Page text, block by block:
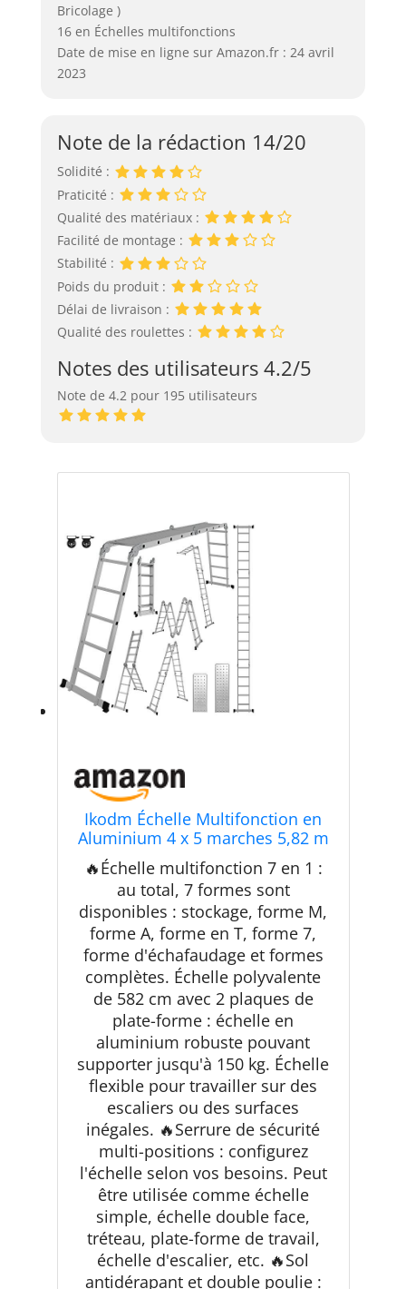
Bricolage )
16 en Échelles multifonctions
Date de mise en ligne sur Amazon.fr : 24 avril
2023
Note de la rédaction 14/20
Solidité :
Praticité :
Qualité des matériaux :
Facilité de montage :
Stabilité :
Poids du produit :
Délai de livraison :
Qualité des roulettes :
Notes des utilisateurs 4.2/5
Note de 4.2 pour 195 utilisateurs
Ikodm Échelle Multifonction en
Aluminium 4 x 5 marches 5,82 m
7 en 1 jusqu'à 150 kg avec 2
roulettes de Transport et 2
Plateformes
🔥Échelle multifonction 7 en 1 :
au total, 7 formes sont
disponibles : stockage, forme M,
forme A, forme en T, forme 7,
forme d'échafaudage et formes
complètes. Échelle polyvalente
de 582 cm avec 2 plaques de
plate-forme : échelle en
aluminium robuste pouvant
supporter jusqu'à 150 kg. Échelle
flexible pour travailler sur des
escaliers ou des surfaces
inégales. 🔥Serrure de sécurité
multi-positions : configurez
l'échelle selon vos besoins. Peut
être utilisée comme échelle
simple, échelle double face,
tréteau, plate-forme de travail,
échelle d'escalier, etc. 🔥Sol
antidérapant et double poulie :